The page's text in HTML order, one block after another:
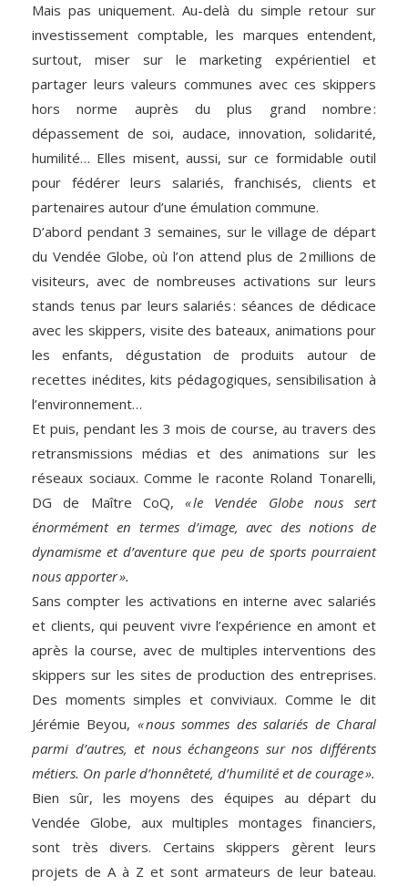
Mais pas uniquement. Au-delà du simple retour sur
investissement comptable, les marques entendent,
surtout, miser sur le marketing expérientiel et
partager leurs valeurs communes avec ces skippers
hors norme auprès du plus grand nombre :
dépassement de soi, audace, innovation, solidarité,
humilité… Elles misent, aussi, sur ce formidable outil
pour fédérer leurs salariés, franchisés, clients et
partenaires autour d’une émulation commune.
D’abord pendant 3 semaines, sur le village de départ
du Vendée Globe, où l’on attend plus de 2 millions de
visiteurs, avec de nombreuses activations sur leurs
stands tenus par leurs salariés : séances de dédicace
avec les skippers, visite des bateaux, animations pour
les enfants, dégustation de produits autour de
recettes inédites, kits pédagogiques, sensibilisation à
l’environnement…
Et puis, pendant les 3 mois de course, au travers des
retransmissions médias et des animations sur les
réseaux sociaux. Comme le raconte Roland Tonarelli,
DG de Maître CoQ, « le Vendée Globe nous sert
énormément en termes d’image, avec des notions de
dynamisme et d’aventure que peu de sports pourraient
nous apporter ».
Sans compter les activations en interne avec salariés
et clients, qui peuvent vivre l’expérience en amont et
après la course, avec de multiples interventions des
skippers sur les sites de production des entreprises.
Des moments simples et conviviaux. Comme le dit
Jérémie Beyou, « nous sommes des salariés de Charal
parmi d’autres, et nous échangeons sur nos différents
métiers. On parle d’honnêteté, d’humilité et de courage ».
Bien sûr, les moyens des équipes au départ du
Vendée Globe, aux multiples montages financiers,
sont très divers. Certains skippers gèrent leurs
projets de A à Z et sont armateurs de leur bateau.